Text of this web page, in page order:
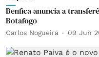
Benfica anuncia a
Botafogo
Carlos Nogueira 09 Jun